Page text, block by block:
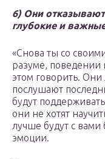
6) Они
глубокие и
«Снова ты со
разуме, поведении
этом говорить.
послушают
будут
они не хотят
лучше будут с вами
эмоции.